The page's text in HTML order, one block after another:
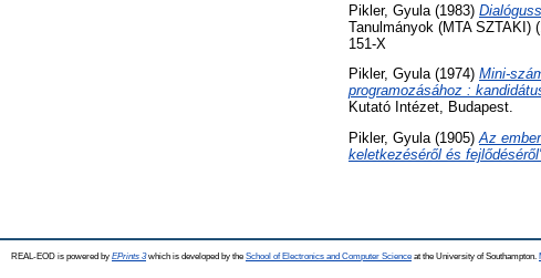
Pikler, Gyula (1983)
Tanulmányok (MTA SZTAKI)
151-X
Pikler, Gyula(1974) Mini-
programozásához :
Kutató Intézet, Budapest.
Pikler, Gyula(1905)Az
keletkezéséről és
REAL-EOD is powered by EPrints 3which is developed by the School of Electronics and Computer Science at the University of Southampton.